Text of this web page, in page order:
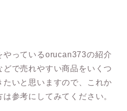
やっているorucan373の紹介
で売れやすい商品をいくつ
いと思いますので、これか
参考にしてみてください。